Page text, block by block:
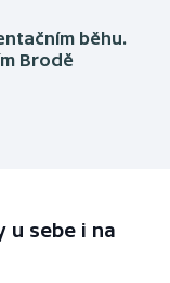
běhu.
Brodě
sebe i na